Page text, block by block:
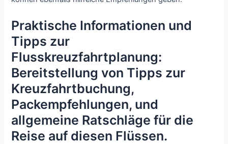
Praktische Informationen und
Tipps zur
Flusskreuzfahrtplanung:
Bereitstellung von Tipps zur
Kreuzfahrtbuchung,
Packempfehlungen, und
allgemeine Ratschläge für die
Reise auf diesen Flüssen.